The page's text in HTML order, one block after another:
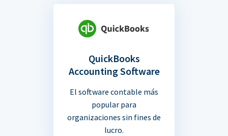
QuickBooks
Accounting Software
El software contable más
popular para
organizaciones sin fines de
lucro.